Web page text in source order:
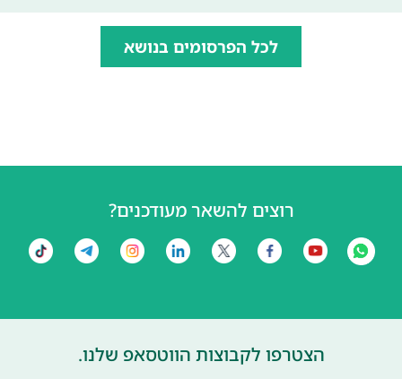
לכל הפרסומים בנושא
רוצים להשאר מעודכנים?
הצטרפו לקבוצות הווטסאפ שלנו.